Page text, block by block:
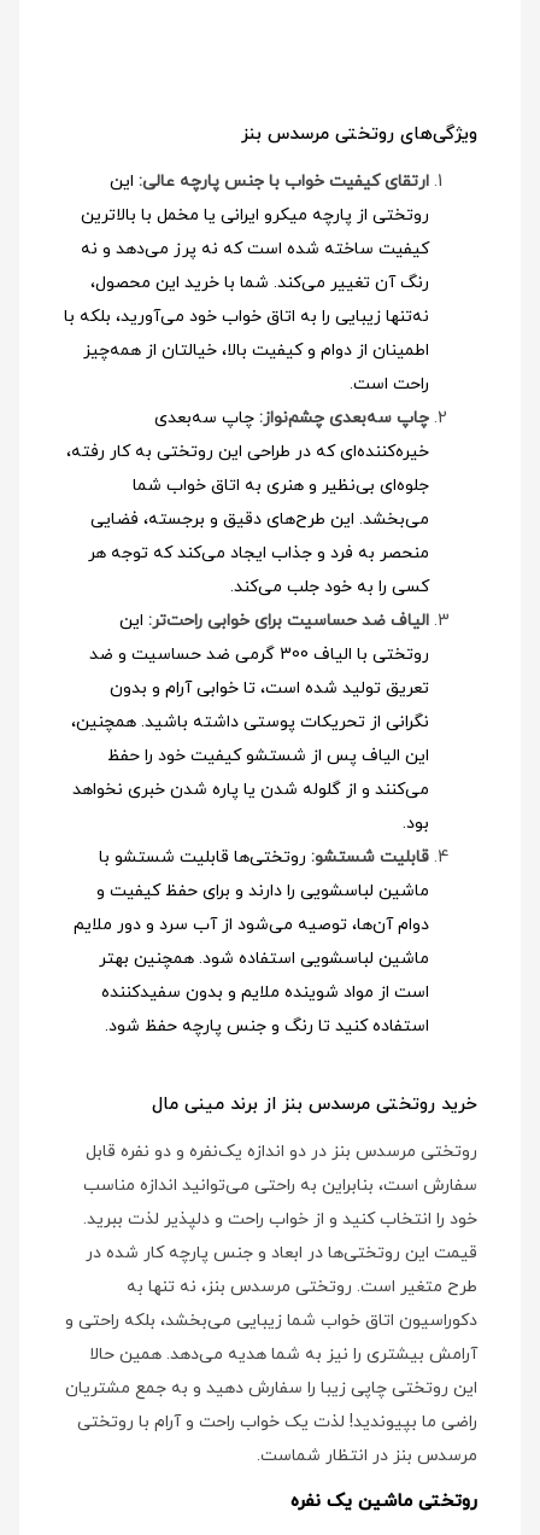
ویژگی‌های روتختی مرسدس بنز
ارتقای کیفیت خواب با جنس پارچه عالی: این
روتختی از پارچه میکرو ایرانی یا مخمل با بالاترین
کیفیت ساخته شده است که نه پرز می‌دهد و نه
رنگ آن تغییر می‌کند. شما با خرید این محصول،
نه‌تنها زیبایی را به اتاق خواب خود می‌آورید، بلکه با
اطمینان از دوام و کیفیت بالا، خیالتان از همه‌چیز
راحت است.
چاپ سه‌بعدی چشم‌نواز: چاپ سه‌بعدی
خیره‌کننده‌ای که در طراحی این روتختی به کار رفته،
جلوه‌ای بی‌نظیر و هنری به اتاق خواب شما
می‌بخشد. این طرح‌های دقیق و برجسته، فضایی
منحصر به فرد و جذاب ایجاد می‌کند که توجه هر
کسی را به خود جلب می‌کند.
الیاف ضد حساسیت برای خوابی راحت‌تر: این
روتختی با الیاف 300 گرمی ضد حساسیت و ضد
تعریق تولید شده است، تا خوابی آرام و بدون
نگرانی از تحریکات پوستی داشته باشید. همچنین،
این الیاف پس از شستشو کیفیت خود را حفظ
می‌کنند و از گلوله شدن یا پاره شدن خبری نخواهد
بود.
قابلیت شستشو: روتختی‌ها قابلیت شستشو با
ماشین لباسشویی را دارند و برای حفظ کیفیت و
دوام آن‌ها، توصیه می‌شود از آب سرد و دور ملایم
ماشین لباسشویی استفاده شود. همچنین بهتر
است از مواد شوینده ملایم و بدون سفیدکننده
استفاده کنید تا رنگ و جنس پارچه حفظ شود.
خرید روتختی مرسدس بنز از برند مینی مال
روتختی مرسدس بنز در دو اندازه یک‌نفره و دو نفره قابل
سفارش است، بنابراین به راحتی می‌توانید اندازه مناسب
خود را انتخاب کنید و از خواب راحت و دلپذیر لذت ببرید.
قیمت این روتختی‌ها در ابعاد و جنس پارچه کار شده در
طرح متغیر است. روتختی مرسدس بنز، نه تنها به
دکوراسیون اتاق خواب شما زیبایی می‌بخشد، بلکه راحتی و
آرامش بیشتری را نیز به شما هدیه می‌دهد. همین حالا
این روتختی چاپی زیبا را سفارش دهید و به جمع مشتریان
راضی ما بپیوندید! لذت یک خواب راحت و آرام با روتختی
مرسدس بنز در انتظار شماست.
روتختی ماشین یک نفره